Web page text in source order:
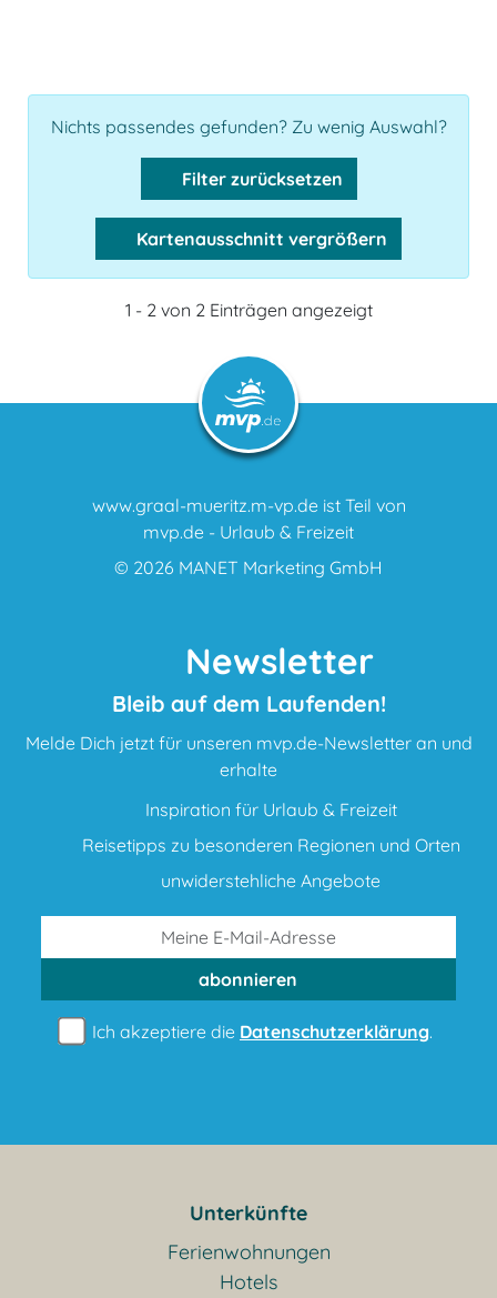
Nichts passendes gefunden? Zu wenig Auswahl?
Filter zurücksetzen
Kartenausschnitt vergrößern
1 - 2 von 2 Einträgen angezeigt
www.graal-mueritz.m-vp.de ist Teil von
mvp.de - Urlaub & Freizeit
© 2026 MANET Marketing GmbH
Newsletter
Bleib auf dem Laufenden!
Melde Dich jetzt für unseren mvp.de-Newsletter an und
erhalte
Inspiration für Urlaub & Freizeit
Reisetipps zu besonderen Regionen und Orten
unwiderstehliche Angebote
abonnieren
Ich akzeptiere die Datenschutzerklärung.
Unterkünfte
Ferienwohnungen
Hotels